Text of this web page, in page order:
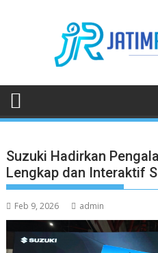
Suzuki Hadirkan
Lengkap dan Interaktif
Feb 9, 2026 admin